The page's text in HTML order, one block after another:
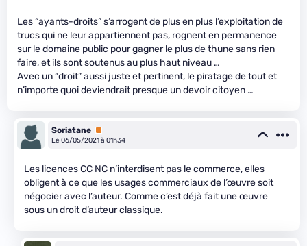
Les “ayants-droits” s’arrogent de plus en plus l’exploitation de
trucs qui ne leur appartiennent pas, rognent en permanence
sur le domaine public pour gagner le plus de thune sans rien
faire, et ils sont soutenus au plus haut niveau …
Avec un “droit” aussi juste et pertinent, le piratage de tout et
n’importe quoi deviendrait presque un devoir citoyen …
Soriatane Premium
Le 06/05/2021 à 01h34
Les licences CC NC n’interdisent pas le commerce, elles
obligent à ce que les usages commerciaux de l’œuvre soit
négocier avec l’auteur. Comme c’est déjà fait une œuvre
sous un droit d’auteur classique.